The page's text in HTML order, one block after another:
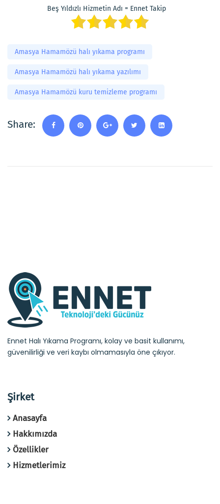
Beş Yıldızlı Hizmetin Adı = Ennet Takip
Amasya Hamamözü halı yıkama programı
Amasya Hamamözü halı yıkama yazılımı
Amasya Hamamözü kuru temizleme programı
Share:
Ennet Halı Yıkama Programı, kolay ve basit kullanımı,
güvenilirliği ve veri kaybı olmamasıyla öne çıkıyor.
Şirket
Anasayfa
Hakkımızda
Özellikler
Hizmetlerimiz